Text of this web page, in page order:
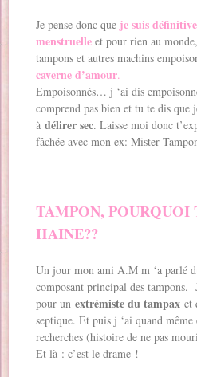
Je pense donc que je suis
menstruelle et pour rien au
tampons et autres machins
caverne d’amour.
Empoisonnés… j ‘ai dis
comprend pas bien et tu te dis que
àdélirer sec. Laisse moi donc
fâchée avec mon ex: Mister
TAMPON, POURQUOI
HAINE??
Un jour mon ami A.M m ‘a parlé
composant principal des tampons.
pour unextrémiste du tampax et
septique. Et puis j ‘ai quand même
recherches (histoire de ne pas
Et là : c’est le drame !